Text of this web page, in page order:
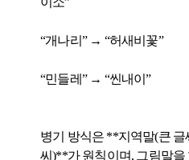
“개나리” → “허새비꽃”
“민들레” → “씬내이”
병기 방식은 **지역말(큰 글
씨)**가 원칙이며, 그림말을